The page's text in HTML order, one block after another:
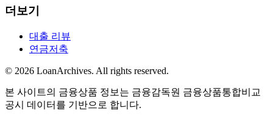
더보기
대출 리뷰
연금저축
© 2026 LoanArchives. All rights reserved.
본 사이트의 금융상품 정보는 금융감독원 금융상품통합비교
공시 데이터를 기반으로 합니다.